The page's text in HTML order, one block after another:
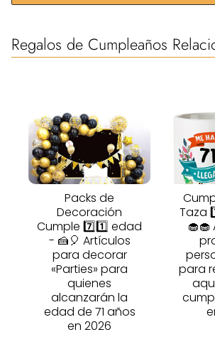
Regalos de Cumpleaños
Packs de
Decoración
Cumple 7️⃣1️⃣ edad
- 🍰🎈 Artículos
para decorar
«Parties» para
quienes
alcanzarán la
edad de 71 años
en 2026
Taza
para